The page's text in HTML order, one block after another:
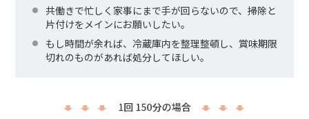
共働きで忙しく家事にまで手が回らないので、掃除と
片付けをメインにお願いしたい。
もし時間が余れば、冷蔵庫内を整理整頓し、賞味期限
切れのものがあれば処分してほしい。